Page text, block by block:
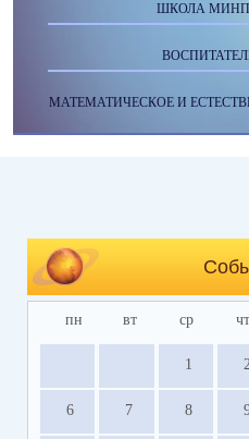
ШКОЛА
МАТЕМАТИЧЕСКОЕ И
пн вт ср чт
1
6 7 8